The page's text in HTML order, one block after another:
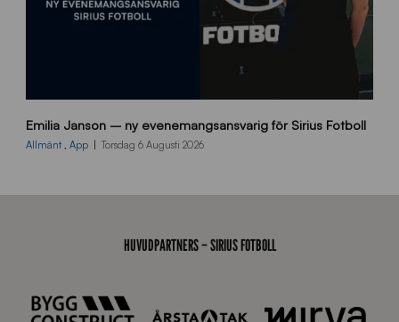
0
0
Emilia Janson – ny evenemangsansvarig för Sirius Fotboll
Allmänt App Torsdag 6 Augusti 2026
HUVUDPARTNERS – SIRIUS FOTBOLL